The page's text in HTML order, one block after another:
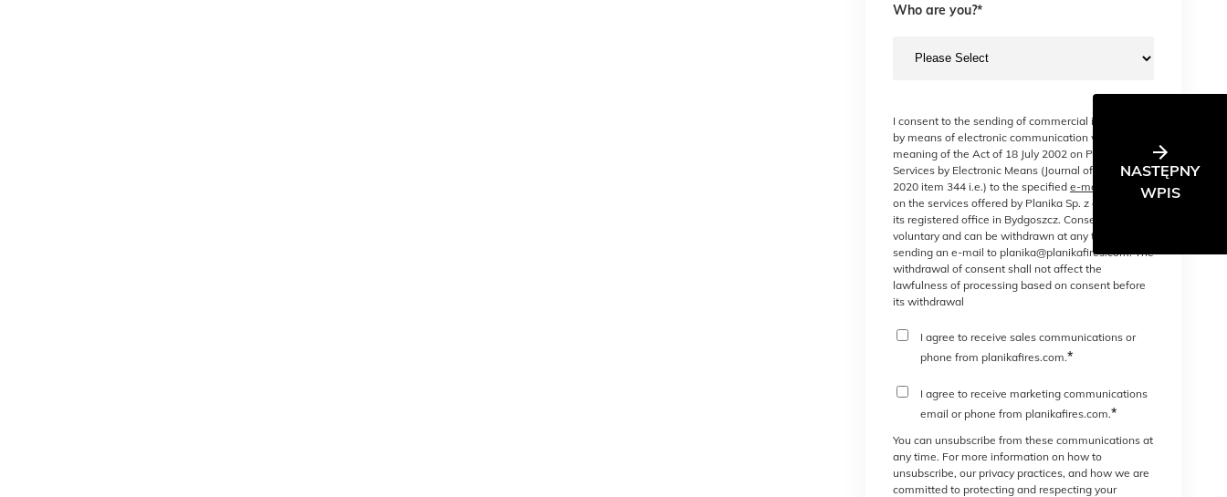
NASTĘPNY
WPIS
Who are you?*
I consent to the sending of commercial information
by means of electronic communication within the
meaning of the Act of 18 July 2002 on Providing
Services by Electronic Means (Journal of Laws of
2020 item 344 i.e.) to the specified e-mail address
on the services offered by Planika Sp. z o. o., with
its registered office in Bydgoszcz. Consent is
voluntary and can be withdrawn at any time, e.g. by
sending an e-mail to planika@planikafires.com. The
withdrawal of consent shall not affect the
lawfulness of processing based on consent before
its withdrawal
I agree to receive sales communications or
phone from planikafires.com.*
I agree to receive marketing communications
email or phone from planikafires.com.*
You can unsubscribe from these communications at
any time. For more information on how to
unsubscribe, our privacy practices, and how we are
committed to protecting and respecting your